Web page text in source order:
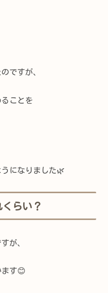
ですが、
ことを
になりました🌿
らい？
が、
す😊